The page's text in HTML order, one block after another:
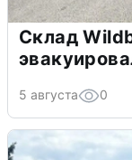
Склад
5 августа 0